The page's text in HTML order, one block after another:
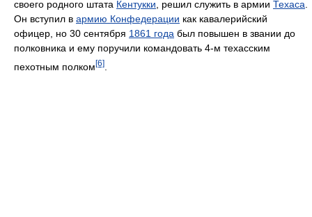
своего родного штата Кентукки , решил служить в армии Техаса
Он вступил в армию Конфедерации как кавалерийский
офицер, но 30 сентября 1861 года был повышен в звании до
полковника и ему поручили командовать 4-м техасским
пехотным полком[6]